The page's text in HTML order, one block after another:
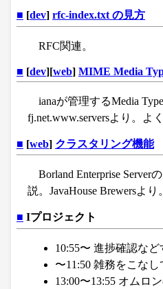
■ [dev] rfc-index.txt の見方
RFC関連。
■ [dev][web] MIME Media
ianaが管理するMedia
fj.net.www.serversより。よ
■ [web] クラスタリング機能
Borland Enterprise Server
説。JavaHouse Brewersより。
■ Iプロジェクト
10:55〜 進捗確認など
〜11:50 雑務をこなし
13:00〜13:55 オムロ